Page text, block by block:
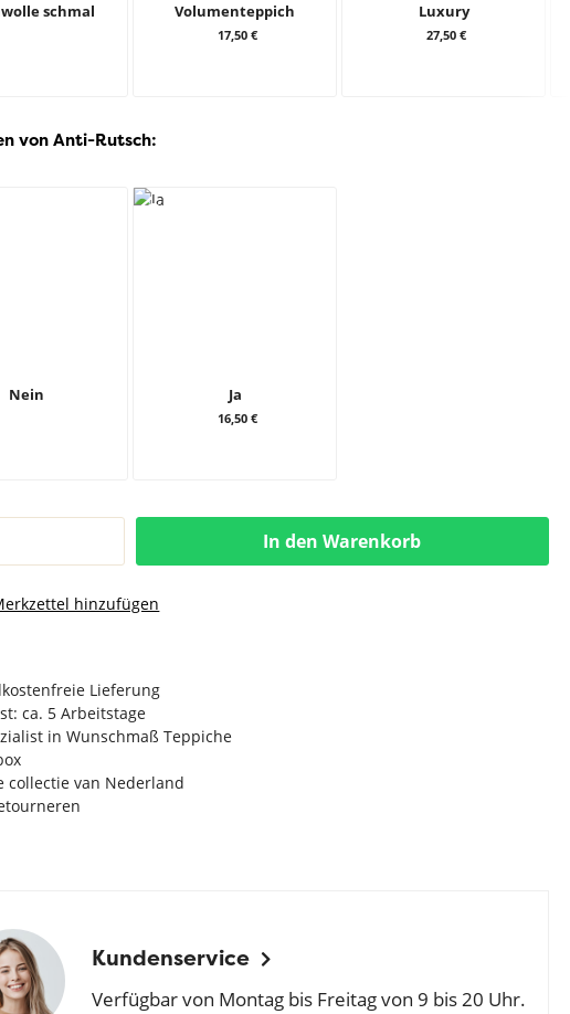
schmal Volumenteppich
17,50 €
Luxury
27,50 €
von Anti-Rutsch:
Nein Ja
16,50 €
In den Warenkorb
hinzufügen
Lieferung
ca. 5 Arbeitstage
in Wunschmaß Teppiche
collectie van Nederland
Kundenservice
Verfügbar von Montag bis Freitag von 9 bis 20 Uhr.